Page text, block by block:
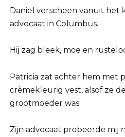
Daniel verscheen vanuit het
advocaat in Columbus.
Hij zag bleek, moe en
Patricia zat achter hem met
crèmekleurig vest, alsof ze
grootmoeder was.
Zijn advocaat probeerde mij